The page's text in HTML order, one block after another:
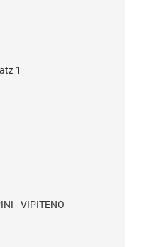
1
- VIPITENO